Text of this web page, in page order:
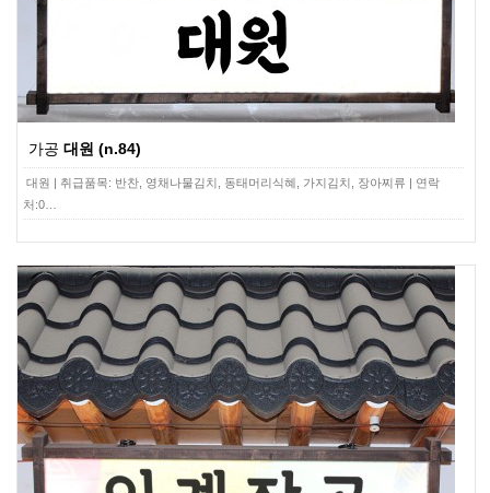
가공 대원 (n.84)
대원 | 취급품목: 반찬, 영채나물김치, 동태머리식혜, 가지김치, 장아찌류 | 연락
처:0…